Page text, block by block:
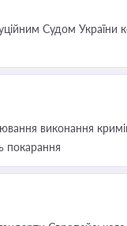
Судом України
виконання
покарання